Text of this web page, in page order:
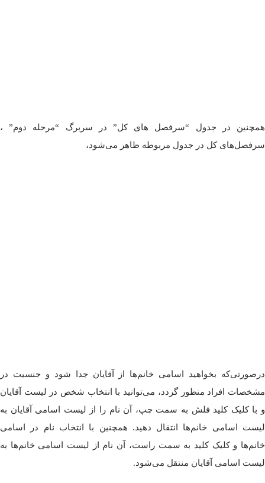
همچنین در جدول “سرفصل های کل” در سربرگ “مرحله دوم” ،
سرفصل‌های کل در جدول مربوطه ظاهر می‌شود،
درصورتی‌که بخواهید اسامی خانم‌ها از آقایان جدا شود و جنسیت در
مشخصات افراد منظور گردد، می‌توانید با انتخاب شخص در لیست آقایان
و با کلیک کلید فلش به سمت چپ، آن نام را از لیست اسامی آقایان به
لیست اسامی خانم‌ها انتقال دهید. همچنین با انتخاب نام در اسامی
خانم‌ها و کلیک کلید به سمت راست، آن نام از لیست اسامی خانم‌ها به
لیست اسامی آقایان منتقل می‌شود.